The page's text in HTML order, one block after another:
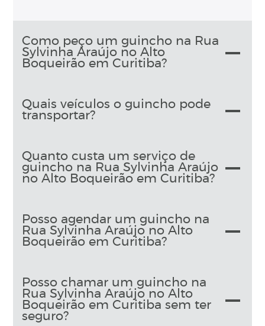
Como peço um guincho na Rua
Sylvinha Araújo no Alto
Boqueirão em Curitiba?
Quais veículos o guincho pode
transportar?
Quanto custa um serviço de
guincho na Rua Sylvinha Araújo
no Alto Boqueirão em Curitiba?
Posso agendar um guincho na
Rua Sylvinha Araújo no Alto
Boqueirão em Curitiba?
Posso chamar um guincho na
Rua Sylvinha Araújo no Alto
Boqueirão em Curitiba sem ter
seguro?